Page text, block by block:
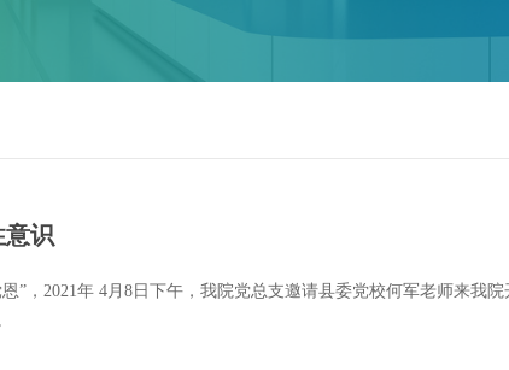
意识
”，2021年 4月8日下午，我院党总支邀请县委党校何军老师来我